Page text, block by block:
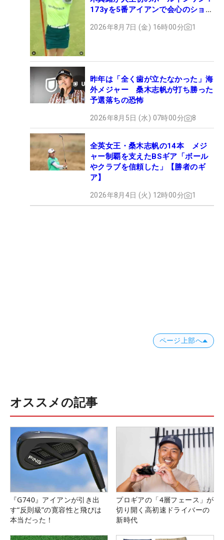
173yを5番アイアンで会心のショッ
2026年8月7日 (金) 16時00分 1
昨年は「全く歯が立たなかった」海
外メジャー 桑木志帆が打ち勝った
予選落ちの恐怖
2026年8月5日 (水) 07時00分 8
全英女王・桑木志帆の14本 メジ
ャー制覇を支えたBSギア「ボール
やクラブを信頼した」【勝者のギ
ア】
2026年8月4日 (火) 12時00分 1
ページ上部へ
オススメの記事
『G740』アイアンが引き出
す“反則級”の寛容性と飛びは
本当だった！
プロギアの「4層フェース」が
切り開く高初速ドライバーの
新時代